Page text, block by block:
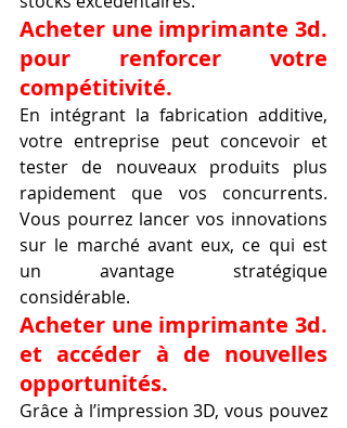
Acheter une imprimante 3d.
pour renforcer votre
compétitivité.
En intégrant la fabrication additive,
votre entreprise peut concevoir et
tester de nouveaux produits plus
rapidement que vos concurrents.
Vous pourrez lancer vos innovations
sur le marché avant eux, ce qui est
un avantage stratégique
considérable.
Acheter une imprimante 3d.
et accéder à de nouvelles
opportunités.
Grâce à l’impression 3D, vous pouvez